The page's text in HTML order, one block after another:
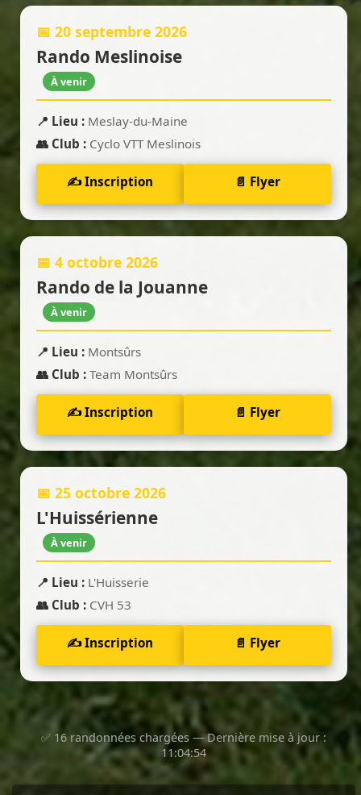
📅 20 septembre 2026
Rando Meslinoise
À venir
📍 Lieu : Meslay-du-Maine
👥 Club : Cyclo VTT Meslinois
✍️ Inscription 📄 Flyer
📅 4 octobre 2026
Rando de la Jouanne
À venir
📍 Lieu : Montsûrs
👥 Club : Team Montsûrs
✍️ Inscription 📄 Flyer
📅 25 octobre 2026
L'Huissérienne
À venir
📍 Lieu : L'Huisserie
👥 Club : CVH 53
✍️ Inscription 📄 Flyer
✅ 16 randonnées chargées — Dernière mise à jour :
11:04:54